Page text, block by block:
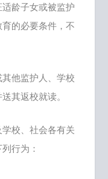
龄子女或被监护
的必要条件，不
他监护人、学校
其返校就读。
校、社会各有关
行为：